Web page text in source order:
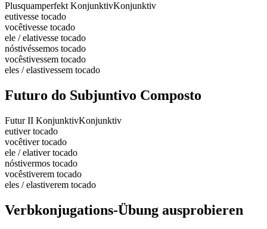
Plusquamperfekt KonjunktivKonjunktiv
eutivesse tocado
vocêtivesse tocado
ele / elativesse tocado
nóstivéssemos tocado
vocêstivessem tocado
eles / elastivessem tocado
Futuro do Subjuntivo Composto
Futur II KonjunktivKonjunktiv
eutiver tocado
vocêtiver tocado
ele / elativer tocado
nóstivermos tocado
vocêstiverem tocado
eles / elastiverem tocado
Verbkonjugations-Übung ausprobieren